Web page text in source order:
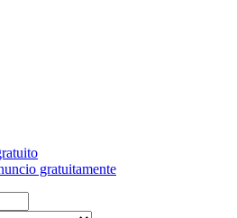
gratuitamente